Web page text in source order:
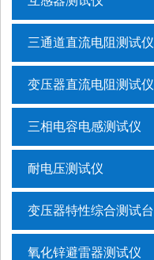
三通道直流电阻测试仪
变压器直流电阻测试仪
三相电容电感测试仪
耐电压测试仪
变压器特性综合测试台
氧化锌避雷器测试仪